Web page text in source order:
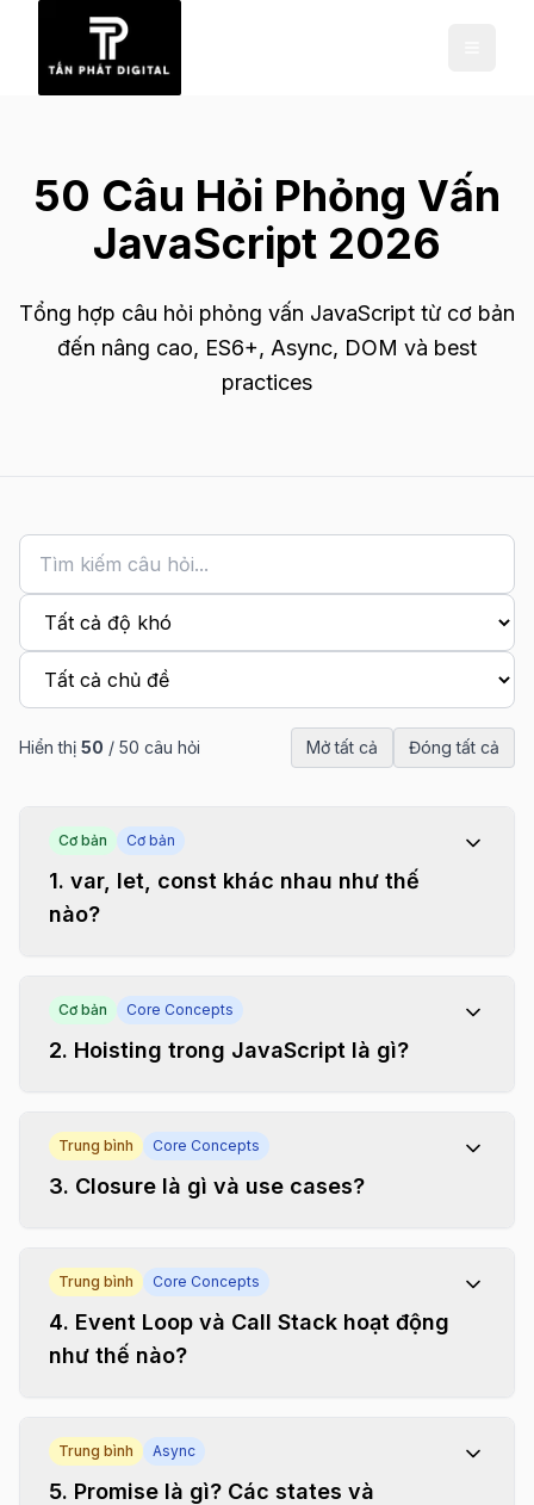
50 Câu Hỏi Phỏng Vấn
JavaScript 2026
Tổng hợp câu hỏi phỏng vấn JavaScript từ cơ bản
đến nâng cao, ES6+, Async, DOM và best
practices
Hiển thị 50 / 50 câu hỏi Mở tất cả Đóng tất cả
Cơ bản Cơ bản
1. var, let, const khác nhau như thế
nào?
Cơ bản Core Concepts
2. Hoisting trong JavaScript là gì?
Trung bình Core Concepts
3. Closure là gì và use cases?
Trung bình Core Concepts
4. Event Loop và Call Stack hoạt động
như thế nào?
Trung bình Async
5. Promise là gì? Các states và